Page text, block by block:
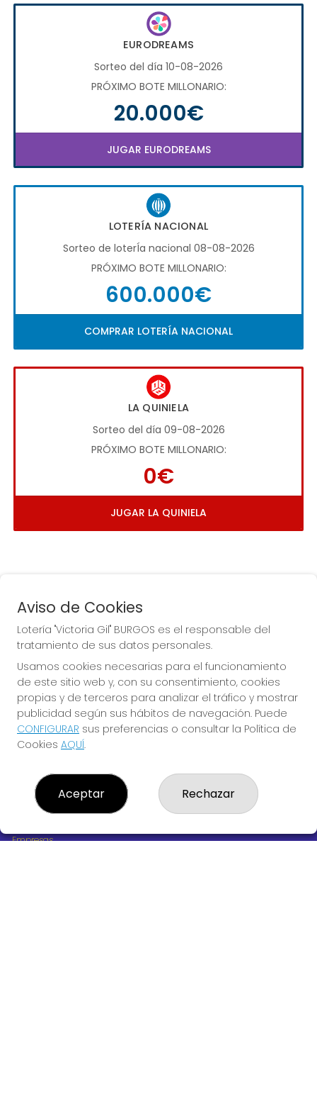
EURODREAMS
Sorteo del día 10-08-2026
PRÓXIMO BOTE MILLONARIO:
20.000€
JUGAR EURODREAMS
LOTERÍA NACIONAL
Sorteo de loterÍa nacional 08-08-2026
PRÓXIMO BOTE MILLONARIO:
600.000€
COMPRAR LOTERÍA NACIONAL
LA QUINIELA
Sorteo del día 09-08-2026
PRÓXIMO BOTE MILLONARIO:
0€
JUGAR LA QUINIELA
La de la Antigua de
Gamonal
¿Quiénes somos?
Comprar lotería
Resultados
Empresas
Aviso de Cookies
Lotería "Victoria Gil" BURGOS es el responsable del
tratamiento de sus datos personales.
Usamos cookies necesarias para el funcionamiento
de este sitio web y, con su consentimiento, cookies
propias y de terceros para analizar el tráfico y mostrar
publicidad según sus hábitos de navegación. Puede
CONFIGURAR sus preferencias o consultar la Política de
Cookies AQUÍ.
Aceptar Rechazar